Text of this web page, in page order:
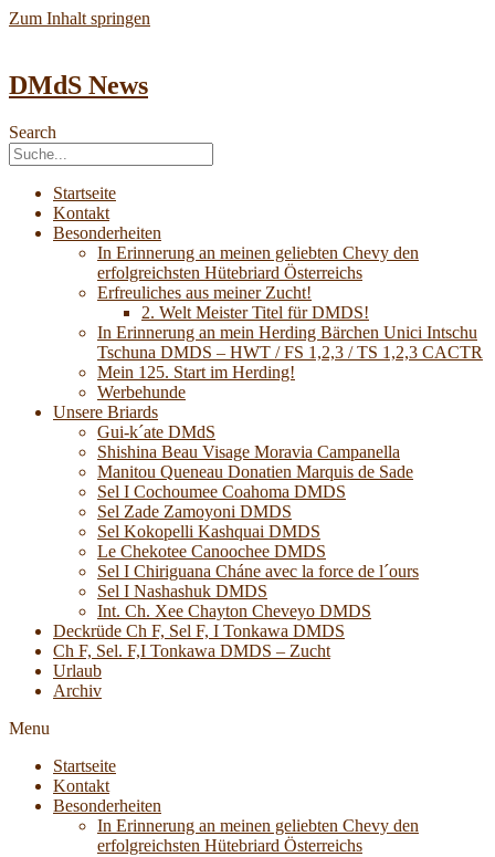
Zum Inhalt springen
DMdS News
Search
Startseite
Kontakt
Besonderheiten
In Erinnerung an meinen geliebten Chevy den
erfolgreichsten Hütebriard Österreichs
Erfreuliches aus meiner Zucht!
2. Welt Meister Titel für DMDS!
In Erinnerung an mein Herding Bärchen Unici Intschu
Tschuna DMDS – HWT / FS 1,2,3 / TS 1,2,3 CACTR
Mein 125. Start im Herding!
Werbehunde
Unsere Briards
Gui-k´ate DMdS
Shishina Beau Visage Moravia Campanella
Manitou Queneau Donatien Marquis de Sade
Sel I Cochoumee Coahoma DMDS
Sel Zade Zamoyoni DMDS
Sel Kokopelli Kashquai DMDS
Le Chekotee Canoochee DMDS
Sel I Chiriguana Cháne avec la force de l´ours
Sel I Nashashuk DMDS
Int. Ch. Xee Chayton Cheveyo DMDS
Deckrüde Ch F, Sel F, I Tonkawa DMDS
Ch F, Sel. F,I Tonkawa DMDS – Zucht
Urlaub
Archiv
Menu
Startseite
Kontakt
Besonderheiten
In Erinnerung an meinen geliebten Chevy den
erfolgreichsten Hütebriard Österreichs